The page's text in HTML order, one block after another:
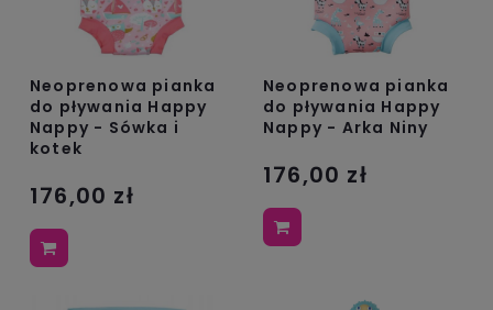
Neoprenowa pianka
do pływania Happy
Nappy - Sówka i
kotek
176,00 zł
Neoprenowa pianka
do pływania Happy
Nappy - Arka Niny
176,00 zł